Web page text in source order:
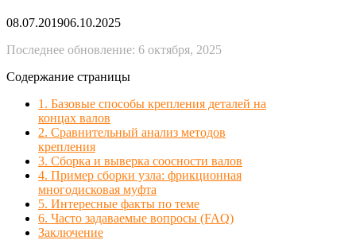
08.07.201906.10.2025
Последнее обновление: 6 октября, 2025
Содержание страницы
1. Базовые способы крепления деталей на
концах валов
2. Сравнительный анализ методов
крепления
3. Сборка и выверка соосности валов
4. Пример сборки узла: фрикционная
многодисковая муфта
5. Интересные факты по теме
6. Часто задаваемые вопросы (FAQ)
Заключение